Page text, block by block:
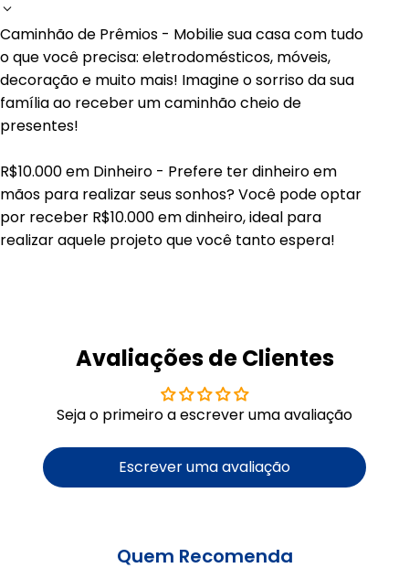
Caminhão de Prêmios - Mobilie sua casa com tudo
o que você precisa: eletrodomésticos, móveis,
decoração e muito mais! Imagine o sorriso da sua
família ao receber um caminhão cheio de
presentes!
R$10.000 em Dinheiro - Prefere ter dinheiro em
mãos para realizar seus sonhos? Você pode optar
por receber R$10.000 em dinheiro, ideal para
realizar aquele projeto que você tanto espera!
Avaliações de Clientes
Seja o primeiro a escrever uma avaliação
Escrever uma avaliação
Quem Recomenda